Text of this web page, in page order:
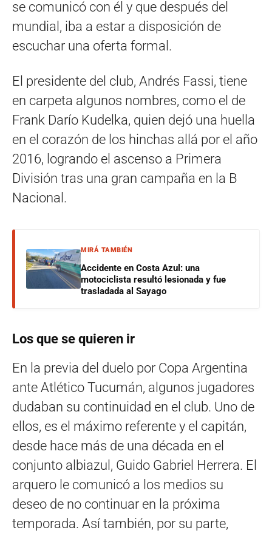
se comunicó con él y que después del
mundial, iba a estar a disposición de
escuchar una oferta formal.
El presidente del club, Andrés Fassi, tiene
en carpeta algunos nombres, como el de
Frank Darío Kudelka, quien dejó una huella
en el corazón de los hinchas allá por el año
2016, logrando el ascenso a Primera
División tras una gran campaña en la B
Nacional.
MIRÁ TAMBIÉN
Accidente en Costa Azul: una
motociclista resultó lesionada y fue
trasladada al Sayago
Los que se quieren ir
En la previa del duelo por Copa Argentina
ante Atlético Tucumán, algunos jugadores
dudaban su continuidad en el club. Uno de
ellos, es el máximo referente y el capitán,
desde hace más de una década en el
conjunto albiazul, Guido Gabriel Herrera. El
arquero le comunicó a los medios su
deseo de no continuar en la próxima
temporada. Así también, por su parte,